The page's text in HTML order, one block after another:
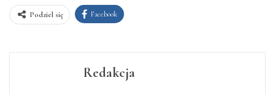
Podziel się Facebook
Redakcja